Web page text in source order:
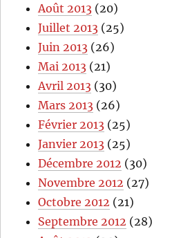
Août 2013 (20)
Juillet 2013 (25)
Juin 2013 (26)
Mai 2013 (21)
Avril 2013 (30)
Mars 2013 (26)
Février 2013 (25)
Janvier 2013 (25)
Décembre 2012 (30)
Novembre 2012 (27)
Octobre 2012 (21)
Septembre 2012 (28)